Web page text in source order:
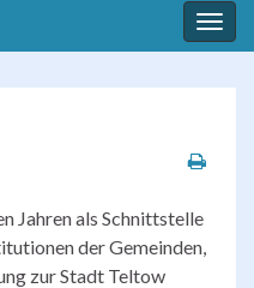
Jahren als Schnittstelle
der Gemeinden,
zur Stadt Teltow